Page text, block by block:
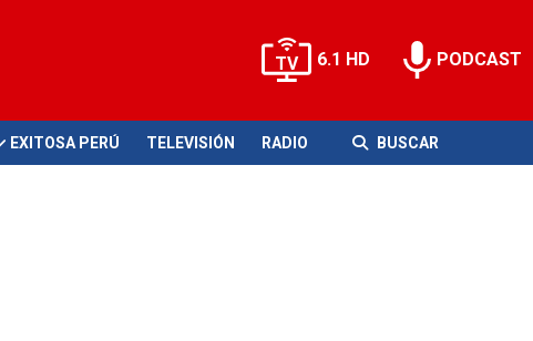
6.1 HD PODCAST
EXITOSA PERÚ TELEVISIÓN RADIO BUSCAR